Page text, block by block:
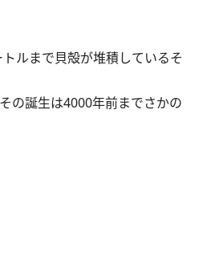
ルまで貝殻が堆積しているそ
の誕生は4000年前までさかの